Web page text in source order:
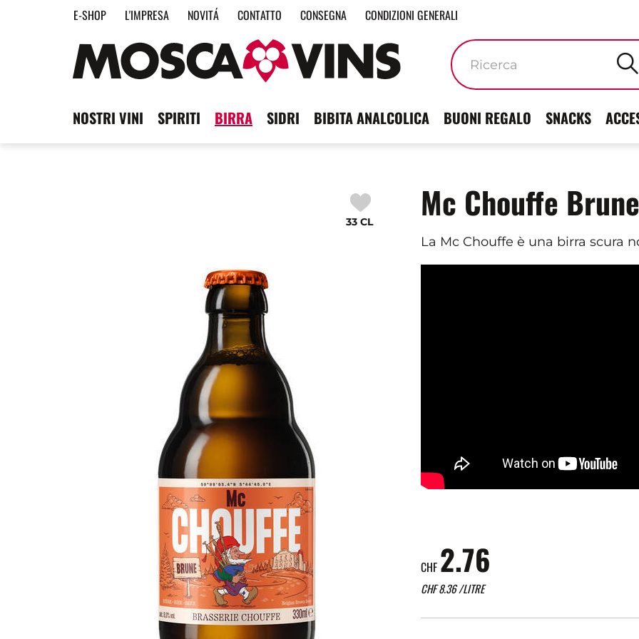
E-SHOP L'IMPRESA NOVITÁ CONTATTO CONSEGNA CONDIZIONI GENERALI
NOSTRI VINI SPIRITI BIRRA SIDRI BIBITA ANALCOLICA BUONI REGALO SNACKS
Parole
chiave
33 CL Mc Chouffe Brune
La Mc Chouffe è una birra scura
CHF 2.76
CHF8.36/LITRE